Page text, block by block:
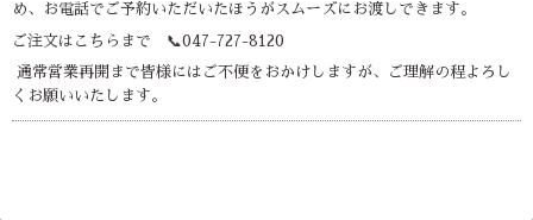
め、お電話でご予約いただいたほうがスムーズにお渡しできます。
ご注文はこちらまで 📞047-727-8120
通常営業再開まで皆様にはご不便をおかけしますが、ご理解の程よろし
くお願いいたします。